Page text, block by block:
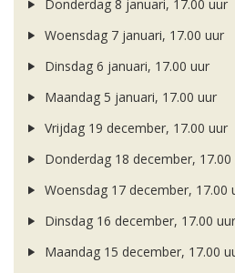
Donderdag 8 januari, 17.00 uur
Woensdag 7 januari, 17.00 uur
Dinsdag 6 januari, 17.00 uur
Maandag 5 januari, 17.00 uur
Vrijdag 19 december, 17.00 uur
Donderdag 18 december, 17.00
Woensdag 17 december, 17.00
Dinsdag 16 december, 17.00 uur
Maandag 15 december, 17.00